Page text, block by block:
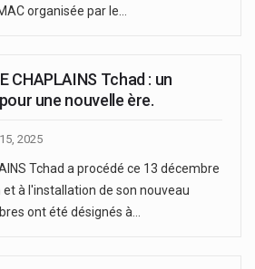
organisée par le…
CHAPLAINS Tchad : un
une nouvelle ère.
2025
Tchad a procédé ce 13 décembre
à l'installation de son nouveau
ont été désignés à…